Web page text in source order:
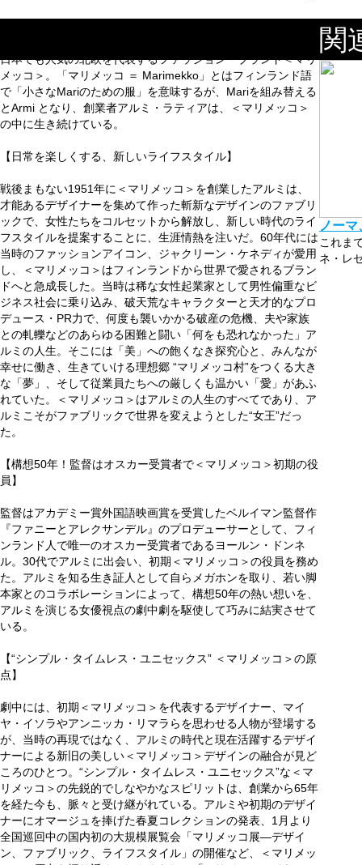
日本でも人気の北欧を代表するファッション・ブランド＜マリ
メッコ＞。「マリメッコ ＝ Marimekko」とはフィンランド語
で「小さなMariのための服」を意味するが、Mariを組み替える
とArmi となり、創業者アルミ・ラティアは、＜マリメッコ＞
の中に生き続けている。
【日常を楽しくする、新しいライフスタイル】
戦後まもない1951年に＜マリメッコ＞を創業したアルミは、
才能あるデザイナーを集めて作った斬新なデザインのファブリ
ックで、女性たちをコルセットから解放し、新しい時代のライ
フスタイルを提案することに、生涯情熱を注いだ。60年代には
当時のファッションアイコン、ジャクリーン・ケネディが愛用
し、＜マリメッコ＞はフィンランドから世界で愛されるブラン
ドへと急成長した。当時は稀な女性起業家として男性偏重なビ
ジネス社会に乗り込み、破天荒なキャラクターと天才的なプロ
デュース・PR力で、何度も襲いかかる破産の危機、夫や家族
との軋轢などのあらゆる困難と闘い「何をも恐れなかった」ア
ルミの人生。そこには「美」への飽くなき探究心と、みんなが
幸せに働き、生きていける理想郷 “マリメッコ村”をつくる大き
な「夢」、そして従業員たちへの厳しくも温かい「愛」があふ
れていた。＜マリメッコ＞はアルミの人生のすべてであり、ア
ルミこそがファブリックで世界を変えようとした“女王”だっ
た。
【構想50年！監督はオスカー受賞者で＜マリメッコ＞初期の役
員】
監督はアカデミー賞外国語映画賞を受賞したベルイマン監督作
『ファニーとアレクサンデル』のプロデューサーとして、フィ
ンランド人で唯一のオスカー受賞者であるヨールン・ドンネ
ル。30代でアルミに出会い、初期＜マリメッコ＞の役員を務め
た。アルミを知る生き証人として自らメガホンを取り、若い脚
本家とのコラボレーションによって、構想50年の熱い想いを、
アルミを演じる女優視点の劇中劇を駆使して巧みに結実させて
いる。
【“シンプル・タイムレス・ユニセックス” ＜マリメッコ＞の原
点】
劇中には、初期＜マリメッコ＞を代表するデザイナー、マイ
ヤ・イソラやアンニッカ・リマラらを思わせる人物が登場する
が、当時の再現ではなく、アルミの時代と現在活躍するデザイ
ナーによる新旧の美しい＜マリメッコ＞デザインの融合が見ど
ころのひとつ。“シンプル・タイムレス・ユニセックス”な＜マ
リメッコ＞の先鋭的でしなやかなスピリットは、創業から65年
を経た今も、脈々と受け継がれている。アルミや初期のデザイ
ナーにオマージュを捧げた春夏コレクションの発表、1月より
全国巡回中の国内初の大規模展覧会「マリメッコ展—デザイ
ン、ファブリック、ライフスタイル」の開催など、＜マリメッ
関
ノー
これま
ネ・レ